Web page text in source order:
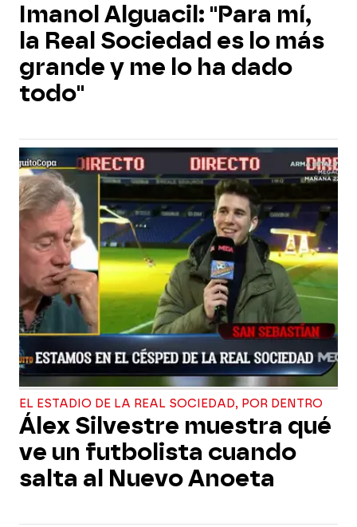
Imanol Alguacil: "Para mí,
la Real Sociedad es lo más
grande y me lo ha dado
todo"
EL ESTADIO DE LA REAL SOCIEDAD, POR DENTRO
Álex Silvestre muestra qué
ve un futbolista cuando
salta al Nuevo Anoeta